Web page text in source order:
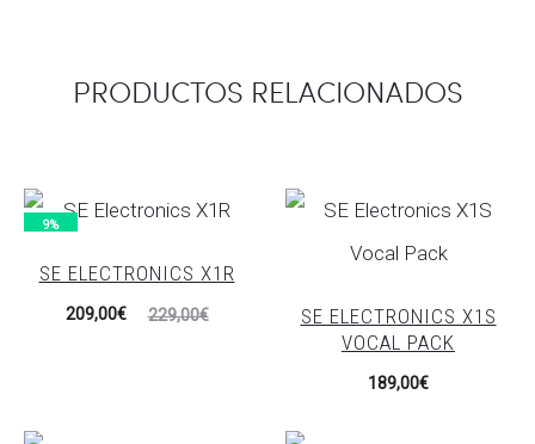
PRODUCTOS RELACIONADOS
9%
SE ELECTRONICS X1R
229,00€
El
209,00€
El
SE ELECTRONICS X1S
VOCAL PACK
189,00€